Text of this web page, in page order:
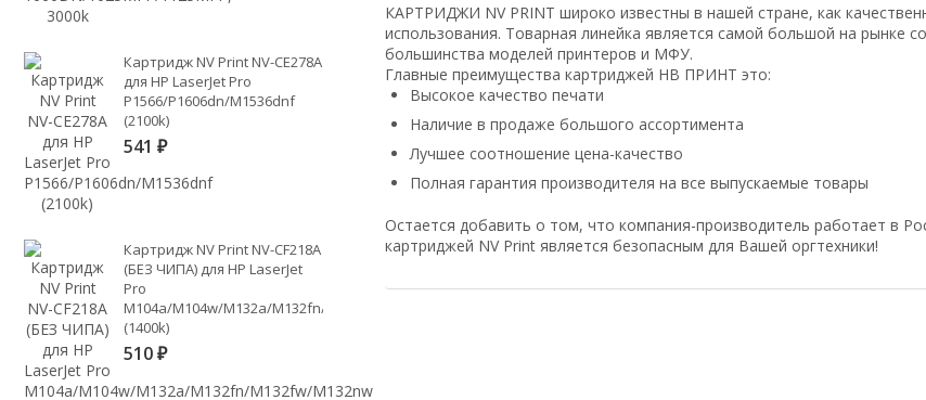
КАРТРИДЖИ NV PRINT широко известны в нашей стране, как
использования. Товарная линейка является самой большой на рынке
большинства моделей принтеров и МФУ.
Главные преимущества картриджей НВ ПРИНТ это:
Высокое качество печати
Наличие в продаже большого ассортимента
Лучшее соотношение цена-качество
Полная гарантия производителя на все выпускаемые товары
Остается добавить о том, что компания-производитель работает в
картриджей NV Print является безопасным для Вашей оргтехники!
Картридж NV Print NV-CE278A
для HP LaserJet Pro
P1566/P1606dn/M1536dnf
(2100k)
541 ₽
Картридж NV Print NV-CF218A
(БЕЗ ЧИПА) для HP LaserJet
Pro
M104a/M104w/M132a/M132fn/M132fw/M132nw
(1400k)
510 ₽